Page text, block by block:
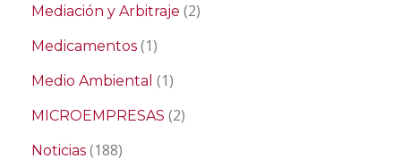
Mediación y Arbitraje (2)
Medicamentos (1)
Medio Ambiental (1)
MICROEMPRESAS (2)
Noticias (188)